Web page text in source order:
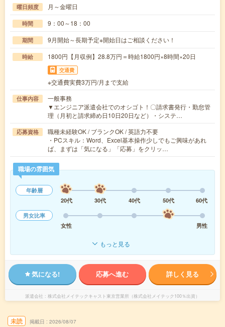
曜日頻度 月～金曜日
時間 9：00～18：00
期間 9月開始～長期予定※開始日はご相談ください！
時給 1800円【月収例】28.8万円＝時給1800円×8時間×20日
交通費
※交通費実費3万円/月まで支給
仕事内容
一般事務
▼エンジニア派遣会社でのオシゴト！〇請求書発行・勤怠管
理（月初と請求締め日10日20日など）・システ…
応募資格
職種未経験OK / ブランクOK / 英語力不要
・PCスキル：Word、Excel基本操作少しでもご興味があれ
ば、まずは「気になる」「応募」をクリッ…
職場の雰囲気
年齢層
20代
30代 40代 50代
60代
男女比率
女性
男性
もっと見る
気になる! 応募へ進む 詳しく見る
派遣会社 株式会社メイテックキャスト東京営業所（株式会社メイテック100％出資）
未読 掲載日 2026/08/07